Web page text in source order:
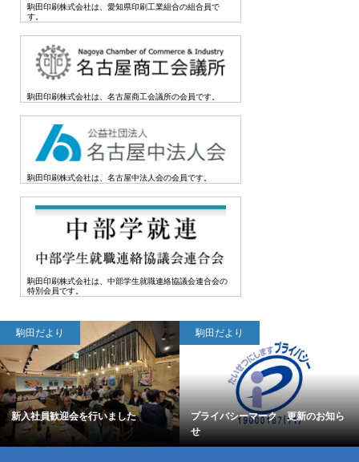
駒田印刷株式会社は、愛知県印刷工業組合の組合員で
す。
駒田印刷株式会社は、名古屋商工会議所の会員です。
駒田印刷株式会社は、名古屋中法人会の会員です。
駒田印刷株式会社は、中部学生就職連絡協議会連合会の
特別会員です。
駒田だより
新入社員歓迎会を行いました
駒田だより
プライバシーマーク 更新のお知ら
せ